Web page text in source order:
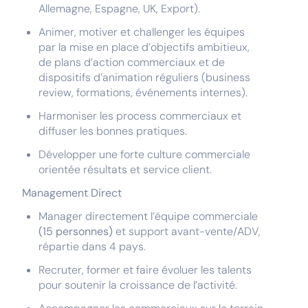
Allemagne, Espagne, UK, Export).
Animer, motiver et challenger les équipes
par la mise en place d’objectifs ambitieux,
de plans d’action commerciaux et de
dispositifs d’animation réguliers (business
review, formations, événements internes).
Harmoniser les process commerciaux et
diffuser les bonnes pratiques.
Développer une forte culture commerciale
orientée résultats et service client.
Management Direct
Manager directement l’équipe commerciale
(15 personnes) et support avant-vente/ADV,
répartie dans 4 pays.
Recruter, former et faire évoluer les talents
pour soutenir la croissance de l’activité.